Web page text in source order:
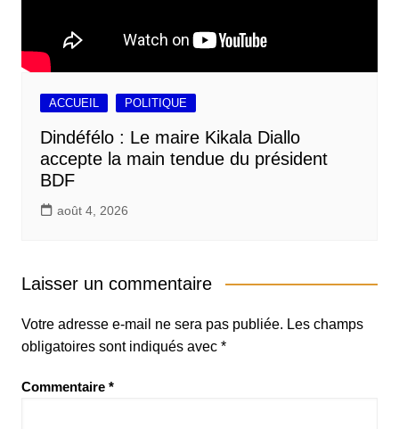
ACCUEIL POLITIQUE
Dindéfélo : Le maire Kikala Diallo
accepte la main tendue du président
BDF
août 4, 2026
Laisser un commentaire
Votre adresse e-mail ne sera pas publiée. Les champs
obligatoires sont indiqués avec *
Commentaire *